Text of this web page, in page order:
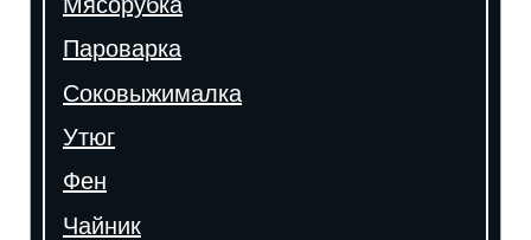
Пароварка
Соковыжималка
Утюг
Фен
Чайник